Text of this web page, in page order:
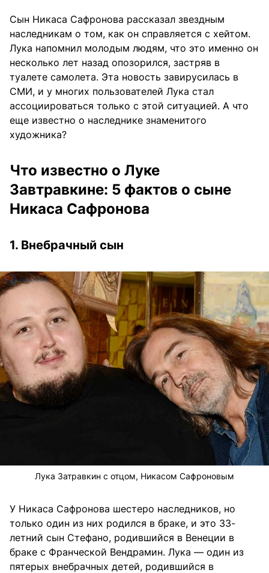
Сын Никаса Сафронова рассказал звездным
наследникам о том, как он справляется с хейтом.
Лука напомнил молодым людям, что это именно он
несколько лет назад опозорился, застряв в
туалете самолета. Эта новость завирусилась в
СМИ, и у многих пользователей Лука стал
ассоциироваться только с этой ситуацией. А что
еще известно о наследнике знаменитого
художника?
Что известно о Луке
Завтравкине: 5 фактов о сыне
Никаса Сафронова
1. Внебрачный сын
Лука Затравкин с отцом, Никасом Сафроновым
У Никаса Сафронова шестеро наследников, но
только один из них родился в браке, и это 33-
летний сын Стефано, родившийся в Венеции в
браке с Франческой Вендрамин. Лука — один из
пятерых внебрачных детей, родившийся в